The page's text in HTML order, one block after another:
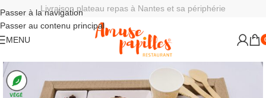
Passer à la navigation
Passer au contenu principal
Livraison plateau repas à Nantes et sa périphérie
MENU